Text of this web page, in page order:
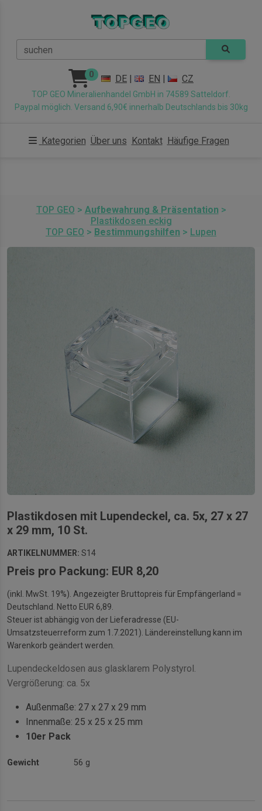
suchen
0 DE | EN | CZ
TOP GEO Mineralienhandel GmbH in 74589 Satteldorf.
Paypal möglich. Versand 6,90€ innerhalb Deutschlands bis 30kg
Kategorien Über uns Kontakt Häufige Fragen
TOP GEO > Aufbewahrung & Präsentation >
Plastikdosen eckig
TOP GEO > Bestimmungshilfen > Lupen
Plastikdosen mit Lupendeckel, ca. 5x, 27 x 27
x 29 mm, 10 St.
ARTIKELNUMMER: S14
Preis pro Packung: EUR 8,20
(inkl. MwSt. 19%). Angezeigter Bruttopreis für Empfängerland =
Deutschland. Netto EUR 6,89.
Steuer ist abhängig von der Lieferadresse (EU-
Umsatzsteuerreform zum 1.7.2021). Ländereinstellung kann im
Warenkorb geändert werden.
Lupendeckeldosen aus glasklarem Polystyrol.
Vergrößerung: ca. 5x
Außenmaße: 27 x 27 x 29 mm
Innenmaße: 25 x 25 x 25 mm
10er Pack
Gewicht 56 g